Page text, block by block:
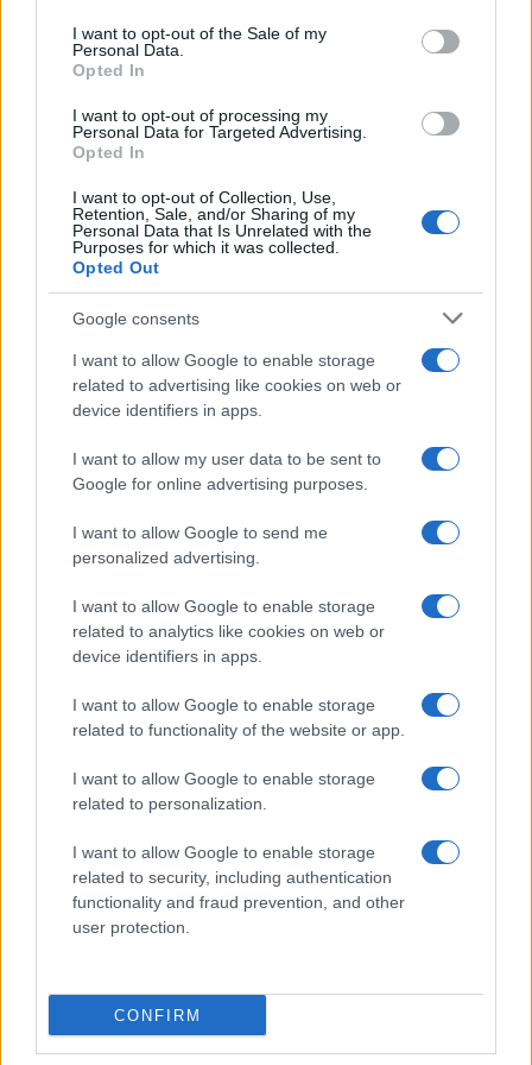
consent section.
I want to opt-out of the Sale of my
Personal Data.
Opted In
I want to opt-out of processing my
Personal Data for Targeted Advertising.
Opted In
I want to opt-out of Collection, Use,
Retention, Sale, and/or Sharing of my
Personal Data that Is Unrelated with the
Purposes for which it was collected.
Opted Out
Google consents
I want to allow Google to enable storage
related to advertising like cookies on web or
device identifiers in apps.
I want to allow my user data to be sent to
Google for online advertising purposes.
I want to allow Google to send me
personalized advertising.
I want to allow Google to enable storage
related to analytics like cookies on web or
device identifiers in apps.
I want to allow Google to enable storage
related to functionality of the website or app.
I want to allow Google to enable storage
related to personalization.
I want to allow Google to enable storage
related to security, including authentication
functionality and fraud prevention, and other
user protection.
CONFIRM
email. Binance richiede KYC completo. OKX
offre accesso limitato senza KYC in alcune
Quali piattaforme offrono il demo trading?
L’exchange fondato nel 2020 mette a
disposizione un conto demo con 50.000 USDT
virtuali. OKX include anch’essa demo trading.
Binance no.
È possibile fare trading su azioni e materie
prime?
Sulla piattaforma canadese sì: azioni come
AAPL, TSLA e MSFT, forex e oro, regolati in
(possono applicarsi spread e altri costi).
Binance e OKX non offrono attualmente
questa funzionalità.
Quale exchange scegliere: un bilancio
pratico
La scelta dipende dal profilo dell’utente:
frequenza di trading, bisogno di privacy,
interesse per strumenti DeFi o ricerca di un
BYDFi si distingue per accesso senza KYC
obbligatorio, oltre 1.000 coppie spot, leva fino
criptovalute con commissioni competitive
senza passaggi iniziali troppo complessi. I